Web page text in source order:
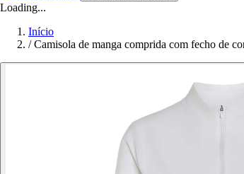
Loading...
Início
/ Camisola de manga comprida com fecho de